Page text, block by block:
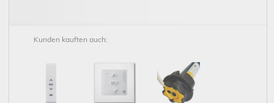
Kunden kauften auch: